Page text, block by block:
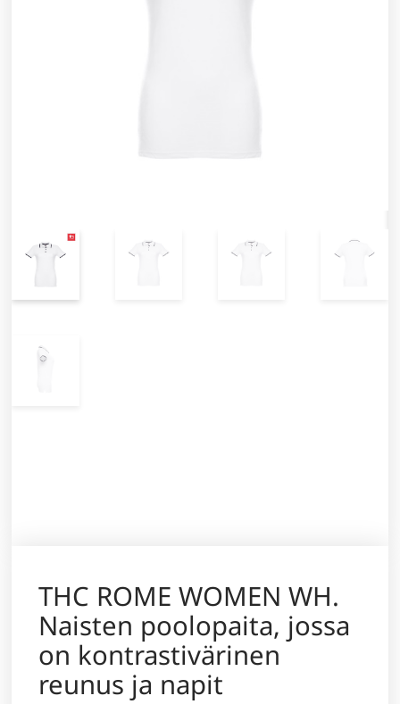
THC ROME WOMEN WH.
Naisten poolopaita, jossa
on kontrastivärinen
reunus ja napit